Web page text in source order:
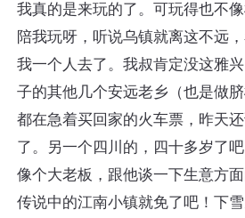
我真的是来玩的了。可玩得也不
陪我玩呀，听说乌镇就离这不远
我一个人去了。我叔肯定没这雅
子的其他几个安远老乡（也是做
都在急着买回家的火车票，昨天
了。另一个四川的，四十多岁了
像个大老板，跟他谈一下生意方
传说中的江南小镇就免了吧！下